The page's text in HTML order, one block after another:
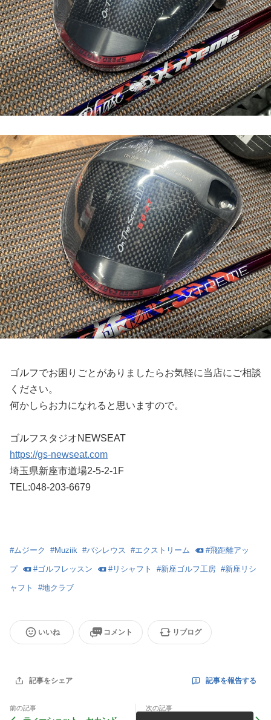
ゴルフでお困りごとがありましたらお気軽に当店にご相談
ください。
何かしらお力になれると思いますので。
ゴルフスタジオNEWSEAT
https://gs-newseat.com
埼玉県新座市道場2-5-2-1F
TEL:048-203-6679
#ムジーク #Muziik #バシレウス #エクストリーム #飛距離アッ
プ #ゴルフレッスン #リシャフト #新座ゴルフ工房 #新座リシ
ャフト #地クラブ
いいね コメント リブログ
記事をシェア 記事を報告する
前の記事 次の記事